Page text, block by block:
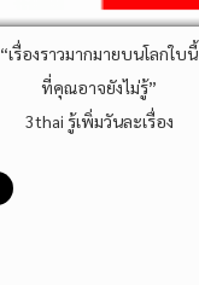
“เรื่องราวมากมายบนโลกใบนี้
ที่คุณอาจยังไม่รู้”
3thai รู้เพิ่มวันละเรื่อง